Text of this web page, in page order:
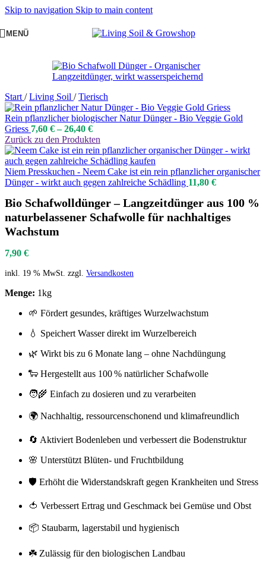
Skip to navigation Skip to main content
MENÜ
Start / Living Soil / Tierisch
Rein pflanzlicher biologischer Natur Dünger - Bio Veggie Gold
Griess 7,60 €–26,40 €
Zurück zu den Produkten
Niem Presskuchen - Neem Cake ist ein rein pflanzlicher organischer
Dünger - wirkt auch gegen zahlreiche Schädling 11,80 €
Bio Schafwolldünger – Langzeitdünger aus 100 %
naturbelassener Schafwolle für nachhaltiges
Wachstum
7,90 €
inkl. 19 % MwSt. zzgl. Versandkosten
Menge: 1kg
🌱 Fördert gesundes, kräftiges Wurzelwachstum
💧 Speichert Wasser direkt im Wurzelbereich
🌿 Wirkt bis zu 6 Monate lang – ohne Nachdüngung
🐑 Hergestellt aus 100 % natürlicher Schafwolle
🧑‍🌾 Einfach zu dosieren und zu verarbeiten
🌍 Nachhaltig, ressourcenschonend und klimafreundlich
🔄 Aktiviert Bodenleben und verbessert die Bodenstruktur
🌸 Unterstützt Blüten- und Fruchtbildung
🛡️ Erhöht die Widerstandskraft gegen Krankheiten und Stress
🍅 Verbessert Ertrag und Geschmack bei Gemüse und Obst
📦 Staubarm, lagerstabil und hygienisch
☘️ Zulässig für den biologischen Landbau